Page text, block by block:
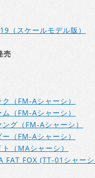
（スケールモデル版）
売
（FM-Aシャーシ）
（FM-Aシャーシ）
グ（FM-Aシャーシ）
（FM-Aシャーシ）
（MAシャーシ）
FAT FOX (TT-01シャー